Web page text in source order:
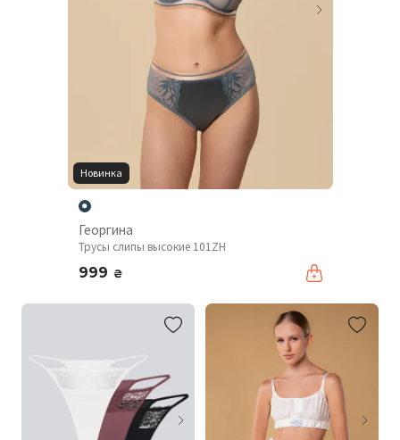
Новинка
Георгина
Трусы слипы высокие 101ZH
999 ₴